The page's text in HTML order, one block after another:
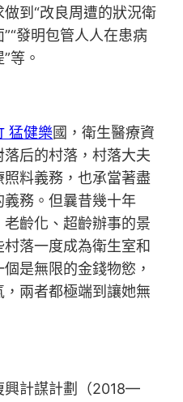
到“改良周遭的狀況衛
發明包管人人在患病
等。
猛健樂國，衛生醫療資
后的村落，村落大夫
料義務，也承當著盡
務。但曩昔幾十年
齡化、超齡辦事的景
落一度成為衛生室和
是無限的金錢物慾，
兩者都極端到讓她無
計謀計劃（2018—